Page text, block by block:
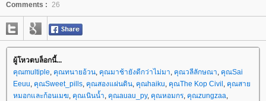
Comments : 26
ผู้โหวตบล็อกนี้...
คุณmultiple, คุณทนายอ้วน, คุณมาช้ายังดีกว่าไม่มา, คุณวลีลักษณา, คุณSai
Eeuu, คุณSweet_pills, คุณสองแผ่นดิน, คุณhaiku, คุณThe Kop Civil , คุณสา
หมอกและก้อนเมฆ, คุณเนินน้ำ, คุณauau_py, คุณหอมกร, คุณzungzaa,